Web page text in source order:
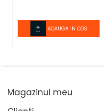
ADAUGA IN COS
Magazinul meu